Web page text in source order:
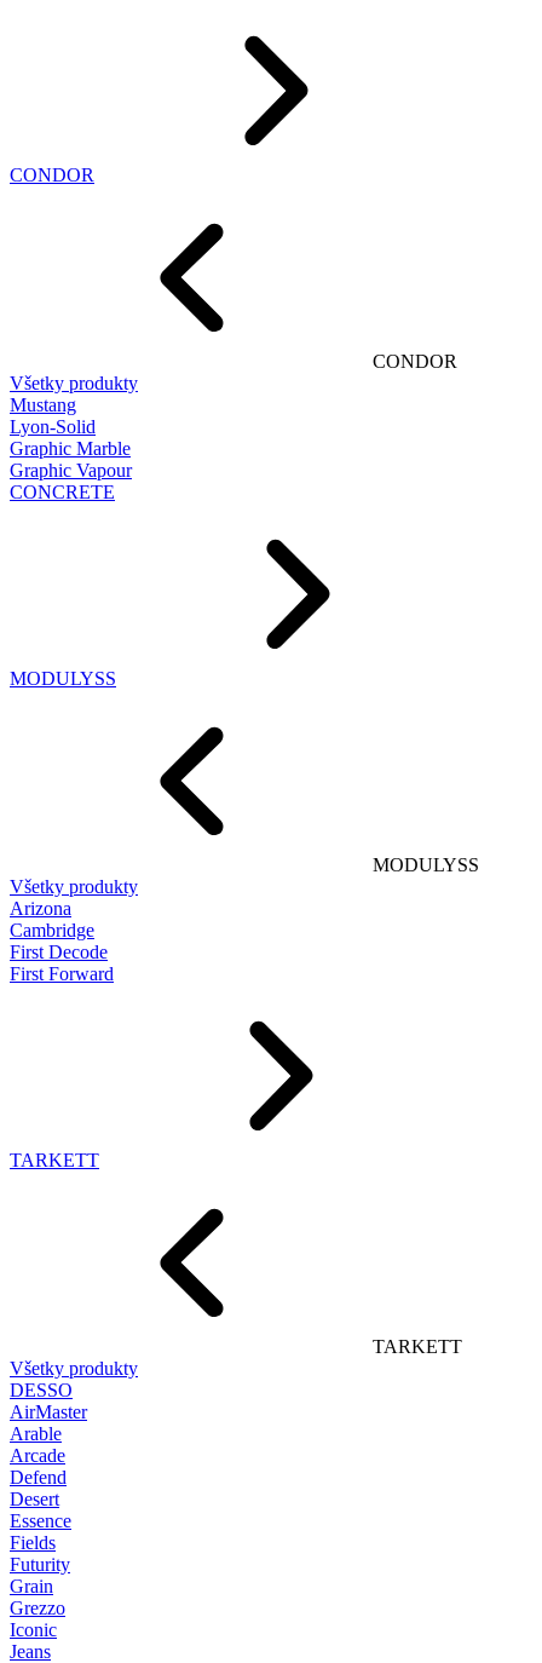
CONDOR
CONDOR
Všetky produkty
Mustang
Lyon-Solid
Graphic Marble
Graphic Vapour
CONCRETE
MODULYSS
MODULYSS
Všetky produkty
Arizona
Cambridge
First Decode
First Forward
TARKETT
TARKETT
Všetky produkty
DESSO
AirMaster
Arable
Arcade
Defend
Desert
Essence
Fields
Futurity
Grain
Grezzo
Iconic
Jeans